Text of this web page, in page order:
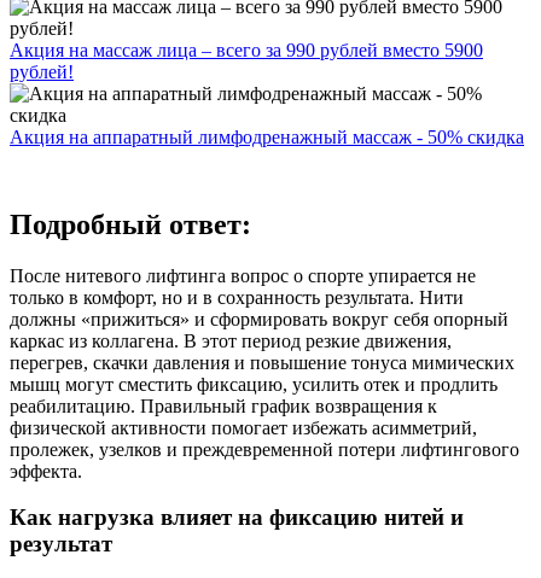
Акция на массаж лица – всего за 990 рублей вместо 5900
рублей!
Акция на аппаратный лимфодренажный массаж - 50% скидка
Подробный ответ:
После нитевого лифтинга вопрос о спорте упирается не
только в комфорт, но и в сохранность результата. Нити
должны «прижиться» и сформировать вокруг себя опорный
каркас из коллагена. В этот период резкие движения,
перегрев, скачки давления и повышение тонуса мимических
мышц могут сместить фиксацию, усилить отек и продлить
реабилитацию. Правильный график возвращения к
физической активности помогает избежать асимметрий,
пролежек, узелков и преждевременной потери лифтингового
эффекта.
Как нагрузка влияет на фиксацию нитей и
результат